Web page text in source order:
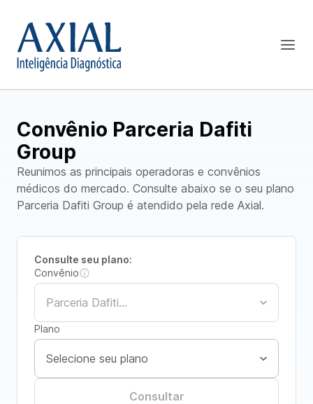
Convênio Parceria Dafiti
Group
Reunimos as principais operadoras e convênios
médicos do mercado. Consulte abaixo se o seu plano
Parceria Dafiti Group é atendido pela rede Axial.
Consulte seu plano:
Convênio
Plano
Consultar